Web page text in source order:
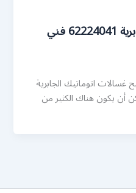
خدمة صيانة غسالات الجابرية 62224041 فني
اتوماتيك الجابرية
أن يكون هناك الكثير من